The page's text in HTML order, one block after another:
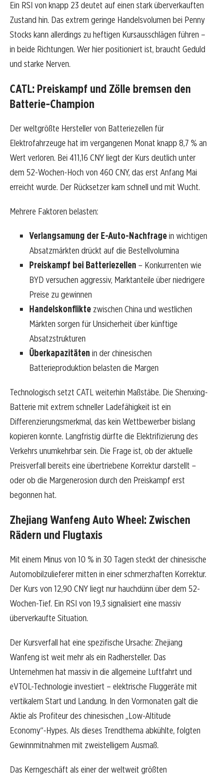
Ein RSI von knapp 23 deutet auf einen stark überverkauften
Zustand hin. Das extrem geringe Handelsvolumen bei Penny
Stocks kann allerdings zu heftigen Kursausschlägen führen –
in beide Richtungen. Wer hier positioniert ist, braucht Geduld
und starke Nerven.
CATL: Preiskampf und Zölle bremsen den
Batterie-Champion
Der weltgrößte Hersteller von Batteriezellen für
Elektrofahrzeuge hat im vergangenen Monat knapp 8,7 % an
Wert verloren. Bei 411,16 CNY liegt der Kurs deutlich unter
dem 52-Wochen-Hoch von 460 CNY, das erst Anfang Mai
erreicht wurde. Der Rücksetzer kam schnell und mit Wucht.
Mehrere Faktoren belasten:
Verlangsamung der E-Auto-Nachfragein wichtigen
Absatzmärkten drückt auf die Bestellvolumina
Preiskampf bei Batteriezellen – Konkurrenten wie
BYD versuchen aggressiv, Marktanteile über niedrigere
Preise zu gewinnen
Handelskonflikte zwischen China und westlichen
Märkten sorgen für Unsicherheit über künftige
Absatzstrukturen
Überkapazitäten in der chinesischen
Batterieproduktion belasten die Margen
Technologisch setzt CATL weiterhin Maßstäbe. Die Shenxing-
Batterie mit extrem schneller Ladefähigkeit ist ein
Differenzierungsmerkmal, das kein Wettbewerber bislang
kopieren konnte. Langfristig dürfte die Elektrifizierung des
Verkehrs unumkehrbar sein. Die Frage ist, ob der aktuelle
Preisverfall bereits eine übertriebene Korrektur darstellt –
oder ob die Margenerosion durch den Preiskampf erst
begonnen hat.
Zhejiang Wanfeng Auto Wheel: Zwischen
Rädern und Flugtaxis
Mit einem Minus von 10 % in 30 Tagen steckt der chinesische
Automobilzulieferer mitten in einer schmerzhaften Korrektur.
Der Kurs von 12,90 CNY liegt nur hauchdünn über dem 52-
Wochen-Tief. Ein RSI von 19,3 signalisiert eine massiv
überverkaufte Situation.
Der Kursverfall hat eine spezifische Ursache: Zhejiang
Wanfeng ist weit mehr als ein Radhersteller. Das
Unternehmen hat massiv in die allgemeine Luftfahrt und
eVTOL-Technologie investiert – elektrische Fluggeräte mit
vertikalem Start und Landung. In den Vormonaten galt die
Aktie als Profiteur des chinesischen „Low-Altitude
Economy“-Hypes. Als dieses Trendthema abkühlte, folgten
Gewinnmitnahmen mit zweistelligem Ausmaß.
Das Kerngeschäft als einer der weltweit größten